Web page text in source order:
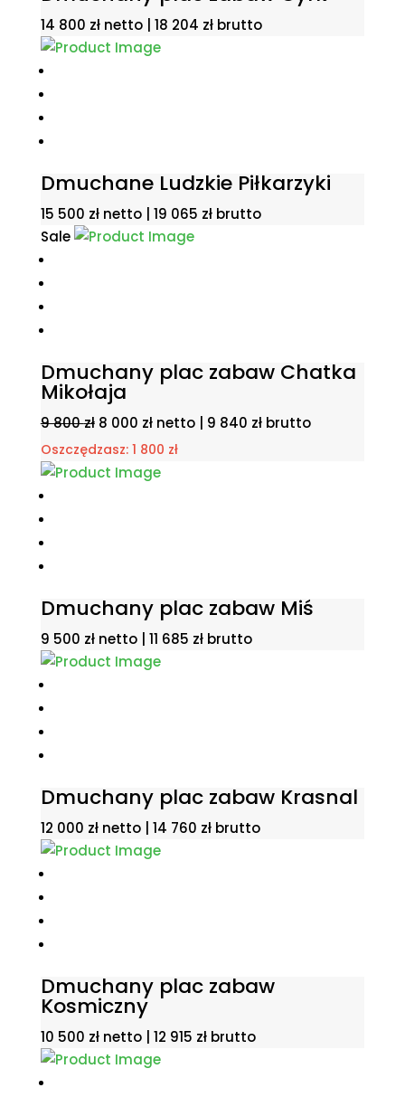
14 800 zł netto | 18 204 złbrutto
Dmuchane Ludzkie Piłkarzyki
15 500 zł netto | 19 065 złbrutto
Sale
Dmuchany plac zabaw Chatka
Mikołaja
9 800zł Pierwotna
cena
wynosiła:
8 000 złAktualna
cena
wynosi:
netto | 9 840 złbrutto
Oszczędzasz: 1 800 zł
Dmuchany plac zabaw Miś
9 500 zł netto | 11 685 złbrutto
Dmuchany plac zabaw Krasnal
12 000 zł netto | 14 760 złbrutto
Dmuchany plac zabaw
Kosmiczny
10 500 zł netto | 12 915 złbrutto